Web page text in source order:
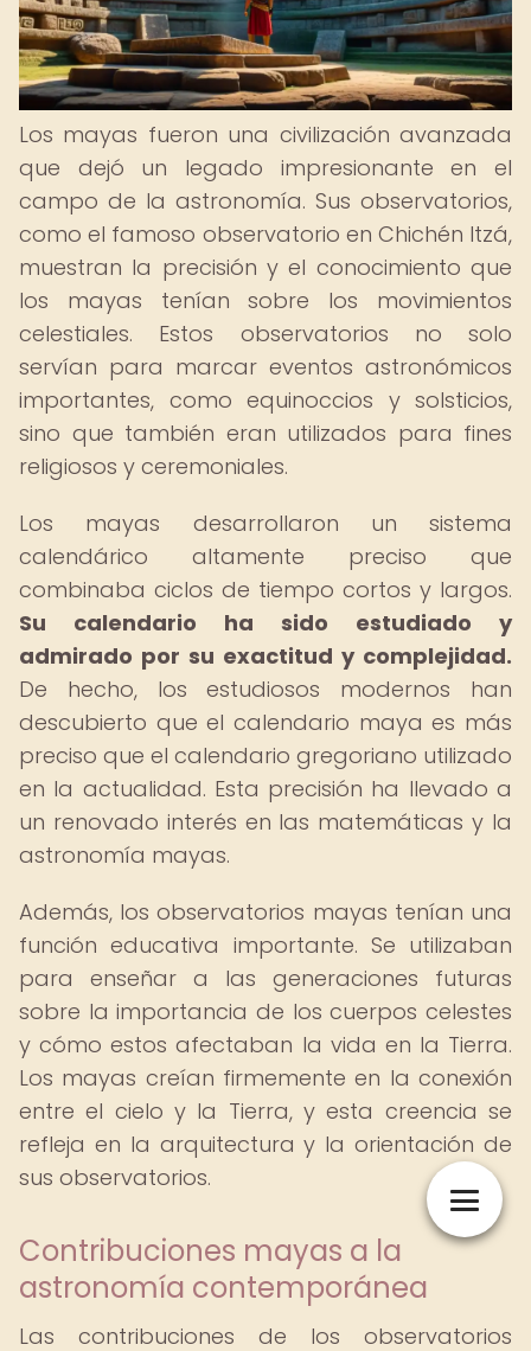
Los mayas fueron una civilización avanzada
que dejó un legado impresionante en el
campo de la astronomía. Sus observatorios,
como el famoso observatorio en Chichén Itzá,
muestran la precisión y el conocimiento que
los mayas tenían sobre los movimientos
celestiales. Estos observatorios no solo
servían para marcar eventos astronómicos
importantes, como equinoccios y solsticios,
sino que también eran utilizados para fines
religiosos y ceremoniales.
Los mayas desarrollaron un sistema
calendárico altamente preciso que
combinaba ciclos de tiempo cortos y largos.
Su calendario ha sido estudiado y
admirado por su exactitud y complejidad.
De hecho, los estudiosos modernos han
descubierto que el calendario maya es más
preciso que el calendario gregoriano utilizado
en la actualidad. Esta precisión ha llevado a
un renovado interés en las matemáticas y la
astronomía mayas.
Además, los observatorios mayas tenían una
función educativa importante. Se utilizaban
para enseñar a las generaciones futuras
sobre la importancia de los cuerpos celestes
y cómo estos afectaban la vida en la Tierra.
Los mayas creían firmemente en la conexión
entre el cielo y la Tierra, y esta creencia se
refleja en la arquitectura y la orientación de
sus observatorios.
Contribuciones mayas a la
astronomía contemporánea
Las contribuciones de los observatorios